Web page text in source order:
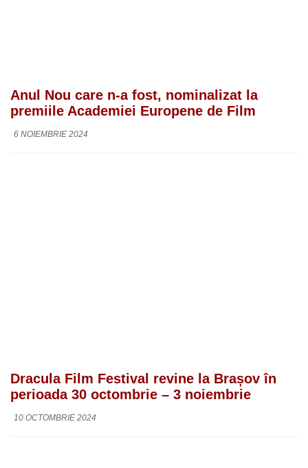
Anul Nou care n-a fost, nominalizat la
premiile Academiei Europene de Film
6 NOIEMBRIE 2024
Dracula Film Festival revine la Brașov în
perioada 30 octombrie – 3 noiembrie
10 OCTOMBRIE 2024